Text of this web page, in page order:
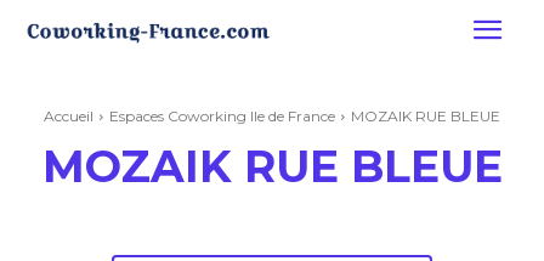
Accueil Espaces Coworking Ile de France MOZAIK RUE BLEUE
MOZAIK RUE BLEUE